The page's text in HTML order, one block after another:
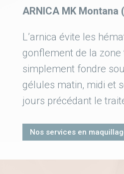
ARNICA MK Montana
L’arnica évite les
gonflement de la zone
simplement fondre
gélules matin, midi et
jours précédant le
Nos services en